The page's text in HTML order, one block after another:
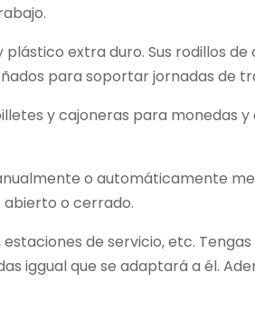
extra duro. Sus rodillos
para soportar jornadas de
y cajoneras para monedas y
o automáticamente
abierto o cerrado.
de servicio, etc.
iggual que se adaptará a él.